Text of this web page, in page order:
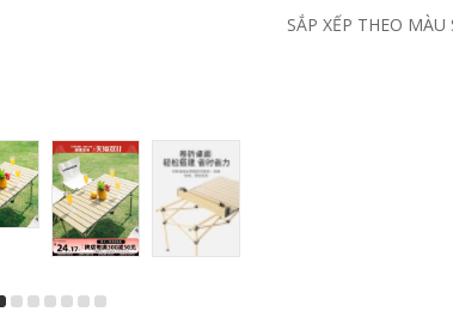
xếp
câu
cắm
tựa
gọn
ghế gấp gọn Bàn
ghế xếp ngoài trời
dã ngoại, thiết bị và
vật dụng cắm trại
ngoài trời, bàn cuộn
trứng gấp hợp kim
nhôm di động ghế
sofa gấp gọn bàn
SẮP XẾP THEO MÀU